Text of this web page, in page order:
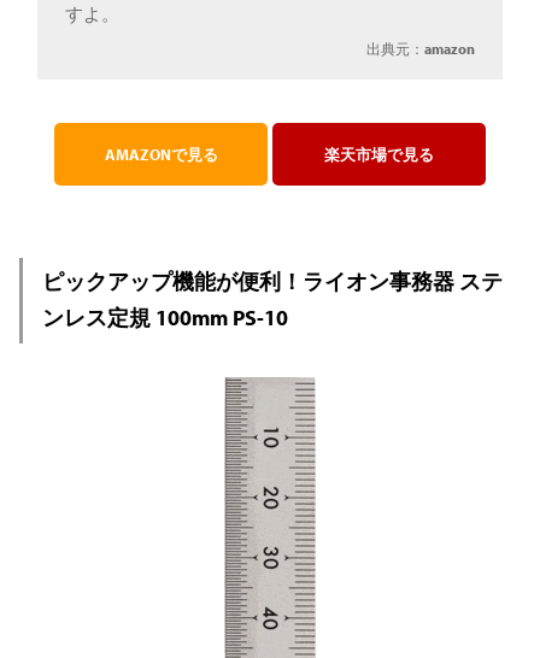
すよ。
出典元：amazon
AMAZONで見る 楽天市場で見る
ピックアップ機能が便利！ライオン事務器 ステ
ンレス定規 100mm PS-10